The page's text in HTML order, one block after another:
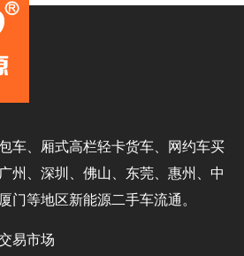
车、厢式高栏轻卡货车、网约车买
州、深圳、佛山、东莞、惠州、中
门等地区新能源二手车流通。
易市场